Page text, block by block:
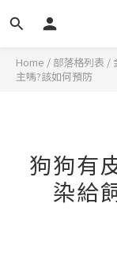
Home / 部落格列表 /
主嗎?該如何預防
狗狗有
染給